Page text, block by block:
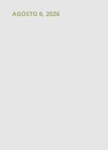
AGOSTO 6, 2026